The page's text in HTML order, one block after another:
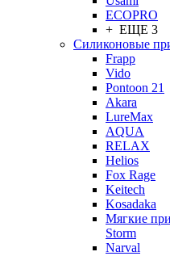
ECOPRO
+ ЕЩЕ 3
Силиконовые
Frapp
Vido
Pontoon 21
Akara
LureMax
AQUA
RELAX
Helios
Fox Rage
Keitech
Kosadaka
Мягкие
Storm
Narval